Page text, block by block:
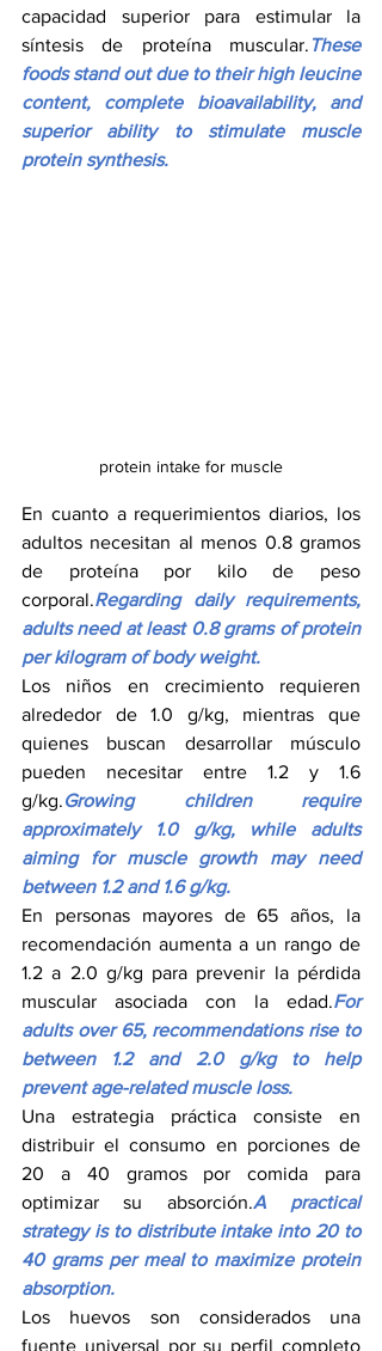
capacidad superior para estimular la
síntesis de proteína muscular. These
foods stand out due to their high leucine
content, complete bioavailability, and
superior ability to stimulate muscle
protein synthesis.
protein intake for muscle
En cuanto a requerimientos diarios, los
adultos necesitan al menos 0.8 gramos
de proteína por kilo de peso
corporal.Regarding daily requirements,
adults need at least 0.8 grams of protein
per kilogram of body weight.
Los niños en crecimiento requieren
alrededor de 1.0 g/kg, mientras que
quienes buscan desarrollar músculo
pueden necesitar entre 1.2 y 1.6
g/kg.Growing children require
approximately 1.0 g/kg, while adults
aiming for muscle growth may need
between 1.2 and 1.6 g/kg.
En personas mayores de 65 años, la
recomendación aumenta a un rango de
1.2 a 2.0 g/kg para prevenir la pérdida
muscular asociada con la edad.For
adults over 65, recommendations rise to
between 1.2 and 2.0 g/kg to help
prevent age-related muscle loss.
Una estrategia práctica consiste en
distribuir el consumo en porciones de
20 a 40 gramos por comida para
optimizar su absorción.A practical
strategy is to distribute intake into 20 to
40 grams per meal to maximize protein
absorption.
Los huevos son considerados una
fuente universal por su perfil completo